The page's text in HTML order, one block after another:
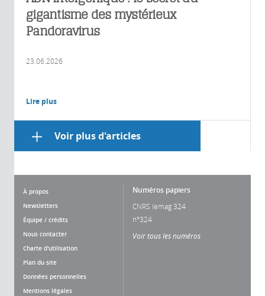
gigantisme des mystérieux
Pandoravirus
23.06.2026
Lire plus
Voir plus d'articles
À propos
Newsletters
Équipe / crédits
Nous contacter
Charte d'utilisation
Plan du site
Données personnelles
Mentions légales
Numéros papiers
CNRS lemag 324
n°324
Voir tous les numéros